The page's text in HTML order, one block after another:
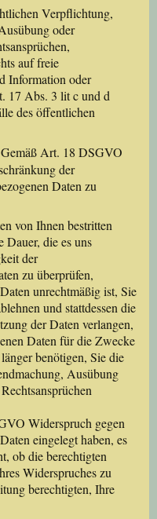
Verpflichtung,
oder
auf freie
Information oder
17 Abs. 3 lit c und d
des öffentlichen
Gemäß Art. 18 DSGVO
der
Daten zu
von Ihnen bestritten
die es uns
der
zu überprüfen,
unrechtmäßig ist, Sie
und stattdessen die
der Daten verlangen,
Daten für die Zwecke
benötigen, Sie die
Ausübung
Widerspruch gegen
eingelegt haben, es
ob die berechtigten
Widerspruches zu
berechtigten, Ihre